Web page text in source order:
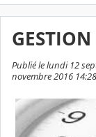
Publié le lundi 12
novembre 2016 14:28